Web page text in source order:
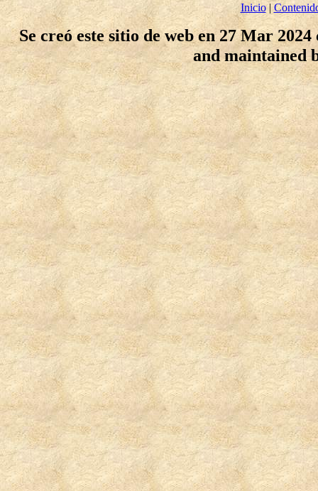
Inicio|
Se creó este sitio de web en 27 Mar
and maintained